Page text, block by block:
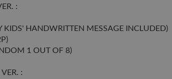
:
KIDS' HANDWRITTEN MESSAGE INCLUDED)
1 OUT OF 8)
: